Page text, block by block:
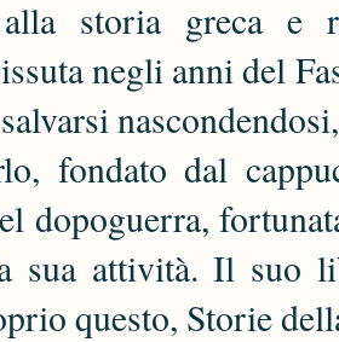
storia greca e
negli anni del
fondato dal
dopoguerra,
sua attività. Il suo
questo, Storie